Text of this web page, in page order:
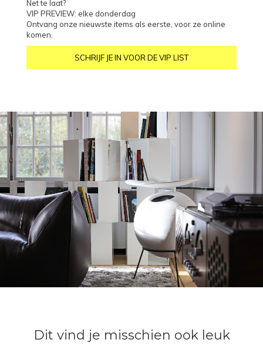
Net te laat?
VIP PREVIEW: elke donderdag
Ontvang onze nieuwste items als eerste, voor ze online
komen.
SCHRIJF JE IN VOOR DE VIP LIST
Dit vind je misschien ook leuk